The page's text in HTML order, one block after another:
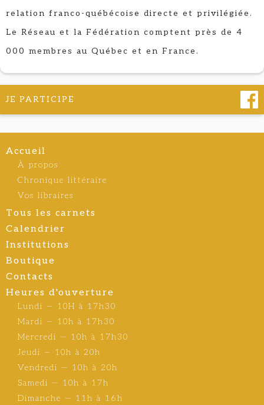
relation franco-québécoise directe et privilégiée.
Le Réseau et la Fédération comptent près de 4
000 membres au Québec et en France.
JE PARTICIPE
Accueil
À propos
Chronique littéraire
Vos libraires
Tous les carnets
Calendrier
Institutions
Boutique
Contacts
Heures d'ouverture
Lundi — 10H à 17h30
Mardi — 10h à 17h30
Mercredi — 10h à 17h30
Jeudi — 10h à 20h
Vendredi — 10h à 20h
Samedi — 10h à 17h
Dimanche — 11h à 16h